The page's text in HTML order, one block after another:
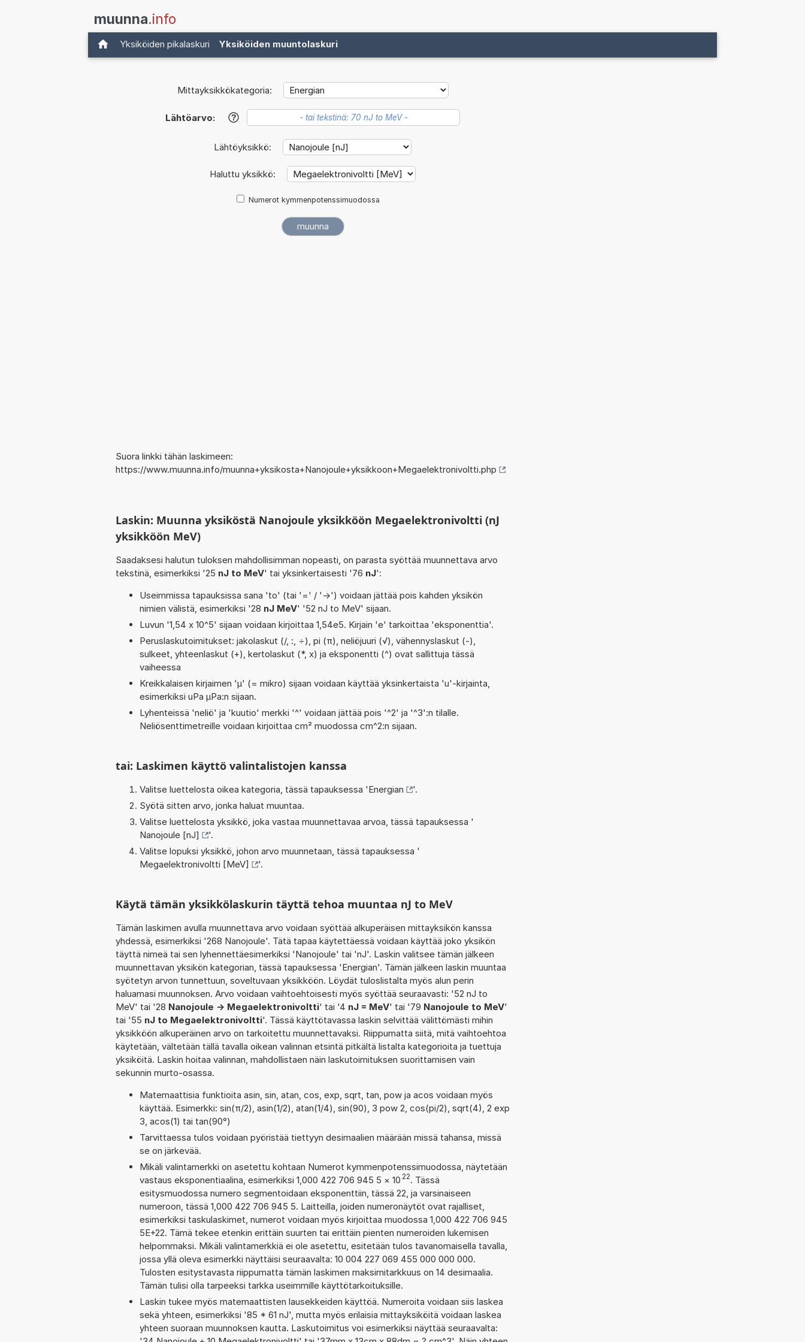
muunna.info
Yksiköiden pikalaskuri Yksiköiden muuntolaskuri
Mittayksikkökategoria:
Lähtöarvo: ?
Lähtöyksikkö:
Haluttu yksikkö:
Numerot kymmenpotenssimuodossa
Suora linkki tähän laskimeen:
https://www.muunna.info/muunna+yksikosta+Nanojoule+yksikkoon+Megaelektronivoltti.php
Laskin: Muunna yksiköstä Nanojoule yksikköön Megaelektronivoltti (nJ
yksikköön MeV)
Saadaksesi halutun tuloksen mahdollisimman nopeasti, on parasta syöttää muunnettava arvo
tekstinä, esimerkiksi '25 nJ to MeV' tai yksinkertaisesti '76 nJ':
Useimmissa tapauksissa sana 'to' (tai '=' / '->') voidaan jättää pois kahden yksikön
nimien välistä, esimerkiksi '28 nJ MeV' '52 nJ to MeV' sijaan.
Luvun '1,54 x 10^5' sijaan voidaan kirjoittaa 1,54e5. Kirjain 'e' tarkoittaa 'eksponenttia'.
Peruslaskutoimitukset: jakolaskut (/, :, ÷), pi (π), neliöjuuri (√), vähennyslaskut (-),
sulkeet, yhteenlaskut (+), kertolaskut (*, x) ja eksponentti (^) ovat sallittuja tässä
vaiheessa
Kreikkalaisen kirjaimen 'µ' (= mikro) sijaan voidaan käyttää yksinkertaista 'u'-kirjainta,
esimerkiksi uPa µPa:n sijaan.
Lyhenteissä 'neliö' ja 'kuutio' merkki '^' voidaan jättää pois '^2' ja '^3':n tilalle.
Neliösenttimetreille voidaan kirjoittaa cm² muodossa cm^2:n sijaan.
tai: Laskimen käyttö valintalistojen kanssa
Valitse luettelosta oikea kategoria, tässä tapauksessa 'Energian
'.
Syötä sitten arvo, jonka haluat muuntaa.
Valitse luettelosta yksikkö, joka vastaa muunnettavaa arvoa, tässä tapauksessa '
Nanojoule [nJ]
'.
Valitse lopuksi yksikkö, johon arvo muunnetaan, tässä tapauksessa '
Megaelektronivoltti [MeV]
'.
Käytä tämän yksikkölaskurin täyttä tehoa muuntaa nJ to MeV
Tämän laskimen avulla muunnettava arvo voidaan syöttää alkuperäisen mittayksikön kanssa
yhdessä, esimerkiksi '268 Nanojoule'. Tätä tapaa käytettäessä voidaan käyttää joko yksikön
täyttä nimeä tai sen lyhennettäesimerkiksi 'Nanojoule' tai 'nJ'. Laskin valitsee tämän jälkeen
muunnettavan yksikön kategorian, tässä tapauksessa 'Energian'. Tämän jälkeen laskin muuntaa
syötetyn arvon tunnettuun, soveltuvaan yksikköön. Löydät tuloslistalta myös alun perin
haluamasi muunnoksen. Arvo voidaan vaihtoehtoisesti myös syöttää seuraavasti: '52 nJ to
MeV' tai '28 Nanojoule -> Megaelektronivoltti' tai '4 nJ = MeV' tai '79 Nanojoule to MeV'
tai '55 nJ to Megaelektronivoltti'. Tässä käyttötavassa laskin selvittää välittömästi mihin
yksikköön alkuperäinen arvo on tarkoitettu muunnettavaksi. Riippumatta siitä, mitä vaihtoehtoa
käytetään, vältetään tällä tavalla oikean valinnan etsintä pitkältä listalta kategorioita ja tuettuja
yksiköitä. Laskin hoitaa valinnan, mahdollistaen näin laskutoimituksen suorittamisen vain
sekunnin murto-osassa.
Matemaattisia funktioita asin, sin, atan, cos, exp, sqrt, tan, pow ja acos voidaan myös
käyttää. Esimerkki: sin(π/2), asin(1/2), atan(1/4), sin(90), 3 pow 2, cos(pi/2), sqrt(4), 2 exp
3, acos(1) tai tan(90°)
Tarvittaessa tulos voidaan pyöristää tiettyyn desimaalien määrään missä tahansa, missä
se on järkevää.
Mikäli valintamerkki on asetettu kohtaan Numerot kymmenpotenssimuodossa, näytetään
vastaus eksponentiaalina, esimerkiksi 1,000 422 706 945 5 × 10 22. Tässä
esitysmuodossa numero segmentoidaan eksponenttiin, tässä 22, ja varsinaiseen
numeroon, tässä 1,000 422 706 945 5. Laitteilla, joiden numeronäytöt ovat rajalliset,
esimerkiksi taskulaskimet, numerot voidaan myös kirjoittaa muodossa 1,000 422 706 945
5E+22. Tämä tekee etenkin erittäin suurten tai erittäin pienten numeroiden lukemisen
helpommaksi. Mikäli valintamerkkiä ei ole asetettu, esitetään tulos tavanomaisella tavalla,
jossa yllä oleva esimerkki näyttäisi seuraavalta: 10 004 227 069 455 000 000 000.
Tulosten esitystavasta riippumatta tämän laskimen maksimitarkkuus on 14 desimaalia.
Tämän tulisi olla tarpeeksi tarkka useimmille käyttötarkoituksille.
Laskin tukee myös matemaattisten lausekkeiden käyttöä. Numeroita voidaan siis laskea
sekä yhteen, esimerkiksi '85 * 61 nJ', mutta myös erilaisia mittayksiköitä voidaan laskea
yhteen suoraan muunnoksen kautta. Laskutoimitus voi esimerkiksi näyttää seuraavalta: